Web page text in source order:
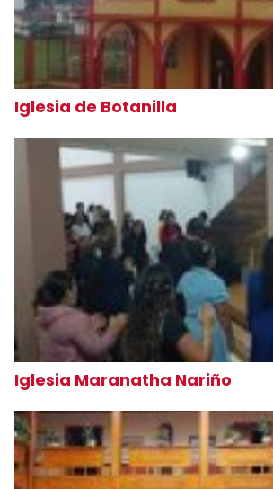
Iglesia de Botanilla
Iglesia Maranatha Nariño